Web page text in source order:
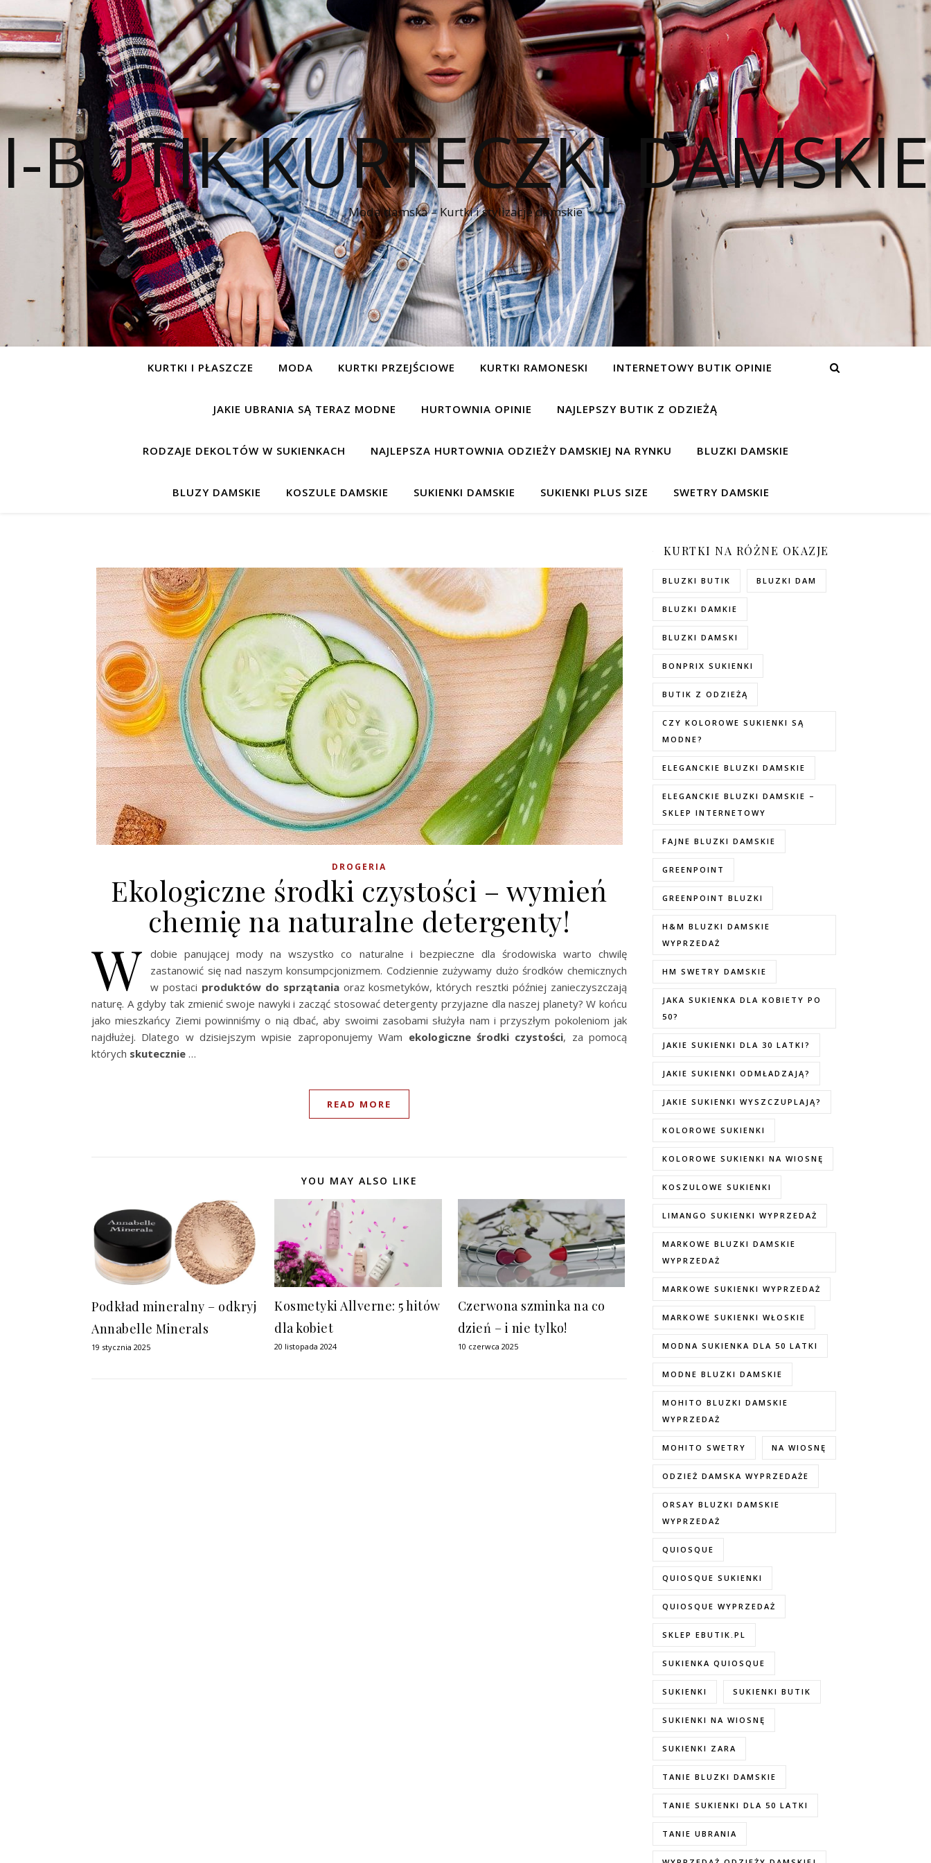
I-BUTIK KURTECZKI DAMSKIE
Moda damska – Kurtki i stylizacje damskie
KURTKI I PŁASZCZE MODA KURTKI PRZEJŚCIOWE KURTKI RAMONESKI INTERNETOWY BUTIK OPINIE
JAKIE UBRANIA SĄ TERAZ MODNE HURTOWNIA OPINIE NAJLEPSZY BUTIK Z ODZIEŻĄ
RODZAJE DEKOLTÓW W SUKIENKACH NAJLEPSZA HURTOWNIA ODZIEŻY DAMSKIEJ NA RYNKU BLUZKI DAMSKIE
BLUZY DAMSKIE KOSZULE DAMSKIE SUKIENKI DAMSKIE SUKIENKI PLUS SIZE SWETRY DAMSKIE
DROGERIA
Ekologiczne środki czystości – wymień
chemię na naturalne detergenty!
W dobie panującej mody na wszystko co naturalne i bezpieczne dla środowiska warto chwilę
zastanowić się nad naszym konsumpcjonizmem. Codziennie zużywamy dużo środków chemicznych
w postaci produktów do sprzątaniaoraz kosmetyków, których resztki później zanieczyszczają
naturę. A gdyby tak zmienić swoje nawyki i zacząć stosować detergenty przyjazne dla naszej planety? W końcu
jako mieszkańcy Ziemi powinniśmy o nią dbać, aby swoimi zasobami służyła nam i przyszłym pokoleniom jak
najdłużej. Dlatego w dzisiejszym wpisie zaproponujemy Wam ekologiczne środki czystości, za pomocą
których skutecznie …
READ MORE
YOU MAY ALSO LIKE
Podkład mineralny – odkryj
Annabelle Minerals
19 stycznia 2025
Kosmetyki Allverne: 5 hitów
dla kobiet
20 listopada 2024
Czerwona szminka na co
dzień – i nie tylko!
10 czerwca 2025
KURTKI NA RÓŻNE OKAZJE
BLUZKI BUTIK BLUZKI DAM
BLUZKI DAMKIE
BLUZKI DAMSKI
BONPRIX SUKIENKI
BUTIK Z ODZIEŻĄ
CZY KOLOROWE SUKIENKI SĄ
MODNE?
ELEGANCKIE BLUZKI DAMSKIE
ELEGANCKIE BLUZKI DAMSKIE –
SKLEP INTERNETOWY
FAJNE BLUZKI DAMSKIE
GREENPOINT
GREENPOINT BLUZKI
H&M BLUZKI DAMSKIE
WYPRZEDAŻ
HM SWETRY DAMSKIE
JAKA SUKIENKA DLA KOBIETY PO
50?
JAKIE SUKIENKI DLA 30 LATKI?
JAKIE SUKIENKI ODMŁADZAJĄ?
JAKIE SUKIENKI WYSZCZUPLAJĄ?
KOLOROWE SUKIENKI
KOLOROWE SUKIENKI NA WIOSNĘ
KOSZULOWE SUKIENKI
LIMANGO SUKIENKI WYPRZEDAŻ
MARKOWE BLUZKI DAMSKIE
WYPRZEDAŻ
MARKOWE SUKIENKI WYPRZEDAŻ
MARKOWE SUKIENKI WŁOSKIE
MODNA SUKIENKA DLA 50 LATKI
MODNE BLUZKI DAMSKIE
MOHITO BLUZKI DAMSKIE
WYPRZEDAŻ
MOHITO SWETRY NA WIOSNĘ
ODZIEŻ DAMSKA WYPRZEDAŻE
ORSAY BLUZKI DAMSKIE
WYPRZEDAŻ
QUIOSQUE
QUIOSQUE SUKIENKI
QUIOSQUE WYPRZEDAŻ
SKLEP EBUTIK.PL
SUKIENKA QUIOSQUE
SUKIENKI SUKIENKI BUTIK
SUKIENKI NA WIOSNĘ
SUKIENKI ZARA
TANIE BLUZKI DAMSKIE
TANIE SUKIENKI DLA 50 LATKI
TANIE UBRANIA